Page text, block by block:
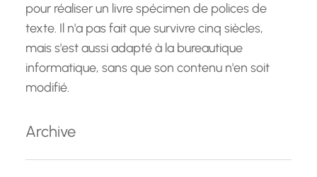
pour réaliser un livre spécimen de polices de
texte. Il n'a pas fait que survivre cinq siècles,
mais s'est aussi adapté à la bureautique
informatique, sans que son contenu n'en soit
modifié.
Archive